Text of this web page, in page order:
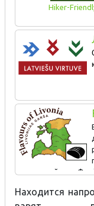
Hiker-
пивосемейство
методом
Находится